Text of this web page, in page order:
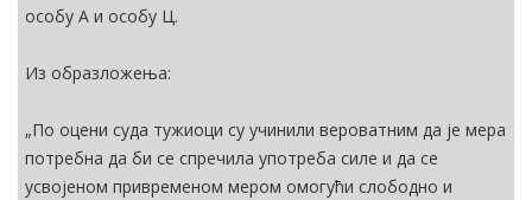
особу А и особу Ц.
Из образложења:
„По оцени суда тужиоци су учинили вероватним да је мера
потребна да би се спречила употреба силе и да се
усвојеном привременом мером омогући слободно и